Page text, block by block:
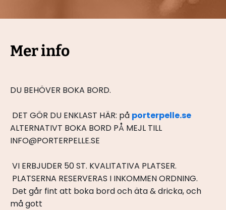
Mer info
﻿DU BEHÖVER BOKA BORD.
DET GÖR DU ENKLAST HÄR: på porterpelle.se
ALTERNATIVT BOKA BORD PÅ MEJL TILL
INFO@PORTERPELLE.SE
VI ERBJUDER 50 ST. KVALITATIVA PLATSER.
PLATSERNA RESERVERAS I INKOMMEN ORDNING.
Det går fint att boka bord och äta & dricka, och
må gott